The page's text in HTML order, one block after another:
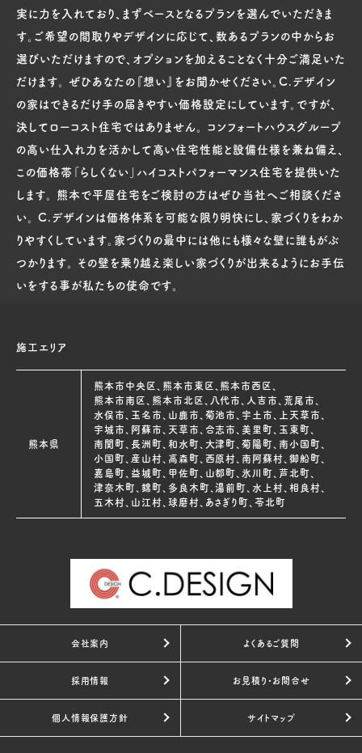
実に力を入れており、まずベースとなるプランを選んでいただきま
す。ご希望の間取りやデザインに応じて、数あるプランの中からお
選びいただけますので、オプションを加えることなく十分ご満足いた
だけます。 ぜひあなたの『想い』をお聞かせください。C.デザイン
の家はできるだけ手の届きやすい価格設定にしています。ですが、
決してローコスト住宅ではありません。 コンフォートハウスグループ
の高い仕入れ力を活かして高い住宅性能と設備仕様を兼ね備え、
この価格帯「らしくない」ハイコストパフォーマンス住宅を提供いた
します。 熊本で平屋住宅をご検討の方はぜひ当社へご相談くださ
い。 C.デザインは価格体系を可能な限り明快にし、家づくりをわか
りやすくしています。家づくりの最中には他にも様々な壁に誰もがぶ
つかります。 その壁を乗り越え楽しい家づくりが出来るようにお手伝
いをする事が私たちの使命です。
施工エリア
熊本県
熊本市中央区、熊本市東区、熊本市西区、
熊本市南区、熊本市北区、八代市、人吉市、荒尾市、
水俣市、玉名市、山鹿市、菊池市、宇土市、上天草市、
宇城市、阿蘇市、天草市、合志市、美里町、玉東町、
南関町、長洲町、和水町、大津町、菊陽町、南小国町、
小国町、産山村、高森町、西原村、南阿蘇村、御船町、
嘉島町、益城町、甲佐町、山都町、氷川町、芦北町、
津奈木町、錦町、多良木町、湯前町、水上村、相良村、
五木村、山江村、球磨村、あさぎり町、苓北町
会社案内 よくあるご質問
採用情報 お見積り・お問合せ
個人情報保護方針 サイトマップ